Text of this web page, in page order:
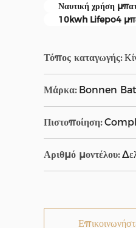
Ναυτική χρήση
10kwh Lifepo4
Τόπος καταγωγής:
Μάρκα: Bonnen
Πιστοποίηση:
Αριθμό μοντέλου: